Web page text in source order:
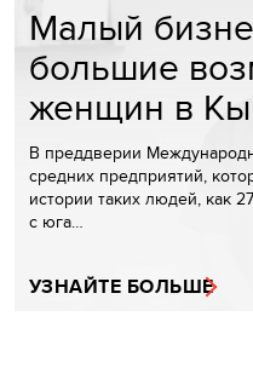
Малый
большие
женщин в
В преддверии
средних предприятий,
истории таких людей, как
с юга…
УЗНАЙТЕ БОЛЬШЕ